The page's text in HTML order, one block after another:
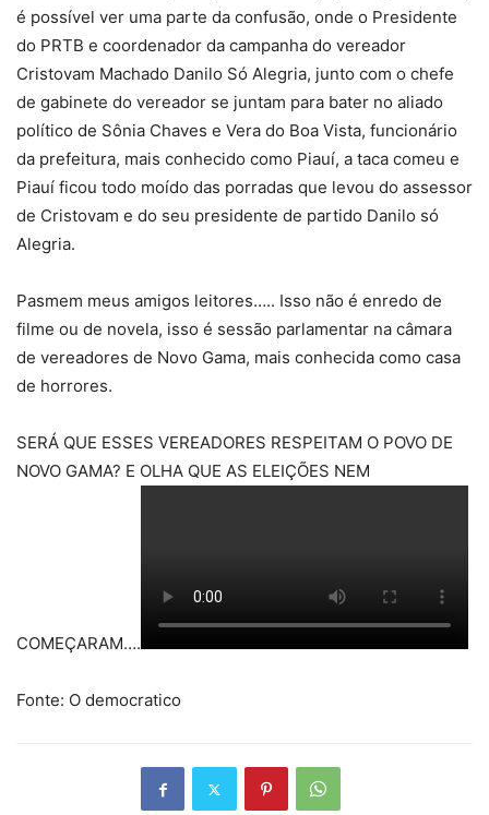
é possível ver uma parte da confusão, onde o Presidente
do PRTB e coordenador da campanha do vereador
Cristovam Machado Danilo Só Alegria, junto com o chefe
de gabinete do vereador se juntam para bater no aliado
político de Sônia Chaves e Vera do Boa Vista, funcionário
da prefeitura, mais conhecido como Piauí, a taca comeu e
Piauí ficou todo moído das porradas que levou do assessor
de Cristovam e do seu presidente de partido Danilo só
Alegria.
Pasmem meus amigos leitores….. Isso não é enredo de
filme ou de novela, isso é sessão parlamentar na câmara
de vereadores de Novo Gama, mais conhecida como casa
de horrores.
SERÁ QUE ESSES VEREADORES RESPEITAM O POVO DE
NOVO GAMA? E OLHA QUE AS ELEIÇÕES NEM
COMEÇARAM….
Fonte: O democratico